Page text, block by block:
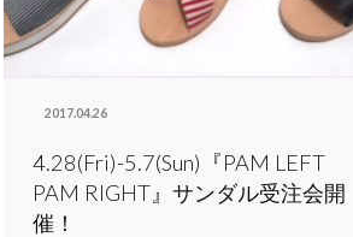
2017.04.26
4.28(Fri)-5.7(Sun)『PAM LEFT
PAM RIGHT』サンダル受注会開
催！